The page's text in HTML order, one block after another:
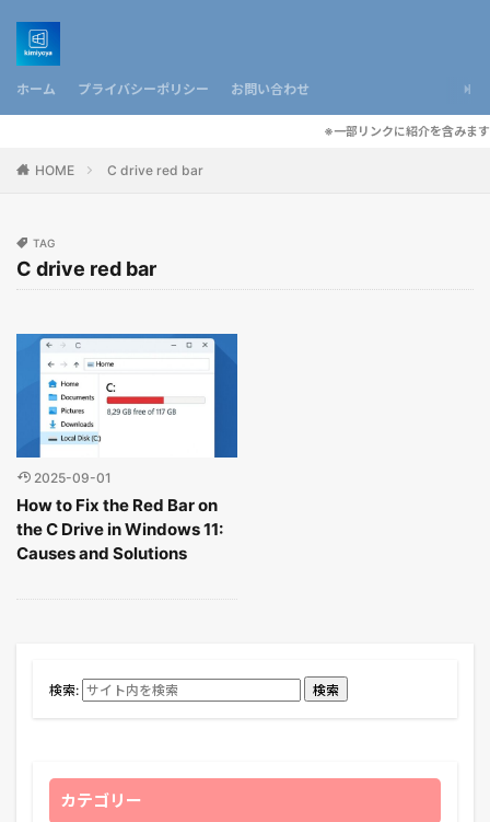
ホーム プライバシーポリシー お問い合わせ
※一部リンクに紹介を含みます
HOME C drive red bar
TAG
C drive red bar
2025-09-01
How to Fix the Red Bar on
the C Drive in Windows 11:
Causes and Solutions
検索: 検索
カテゴリー